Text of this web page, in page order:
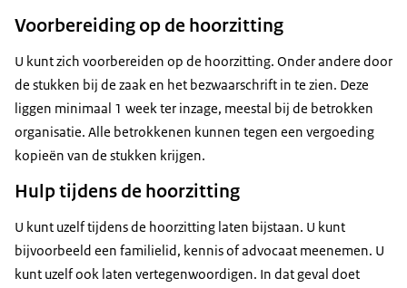
Voorbereiding op de hoorzitting
U kunt zich voorbereiden op de hoorzitting. Onder andere door
de stukken bij de zaak en het bezwaarschrift in te zien. Deze
liggen minimaal 1 week ter inzage, meestal bij de betrokken
organisatie. Alle betrokkenen kunnen tegen een vergoeding
kopieën van de stukken krijgen.
Hulp tijdens de hoorzitting
U kunt uzelf tijdens de hoorzitting laten bijstaan. U kunt
bijvoorbeeld een familielid, kennis of advocaat meenemen. U
kunt uzelf ook laten vertegenwoordigen. In dat geval doet